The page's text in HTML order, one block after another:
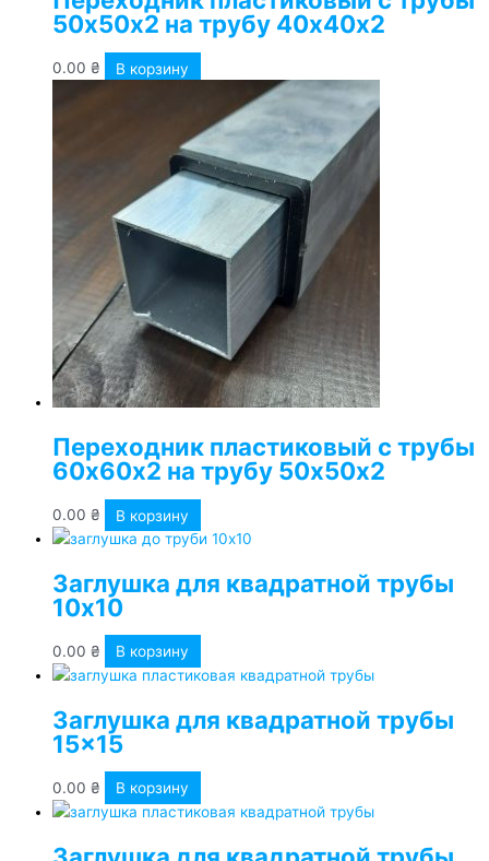
50х50х2 на трубу 40х40х2
0.00 ₴ В корзину
Переходник пластиковый с трубы
60х60х2 на трубу 50х50х2
0.00 ₴ В корзину
Заглушка для квадратной трубы
10х10
0.00 ₴ В корзину
Заглушка для квадратной трубы
15×15
0.00 ₴ В корзину